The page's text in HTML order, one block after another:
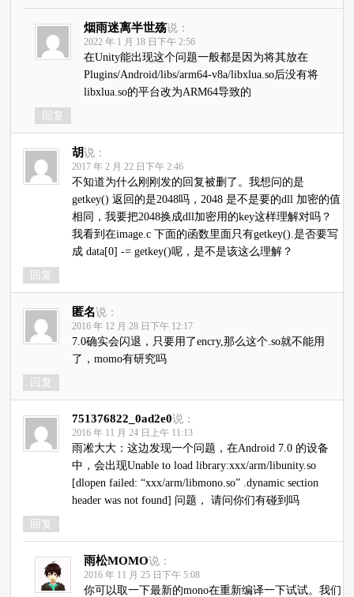
烟雨迷离半世殇说：
2022 年 1 月 18 日下午 2:56
在Unity能出现这个问题一般都是因为将其放在
Plugins/Android/libs/arm64-v8a/libxlua.so后没有将
libxlua.so的平台改为ARM64导致的
回复
胡说：
2017 年 2 月 22 日下午 2:46
不知道为什么刚刚发的回复被删了。我想问的是
getkey() 返回的是2048吗，2048 是不是要的dll 加密的值
相同，我要把2048换成dll加密用的key这样理解对吗？
我看到在image.c 下面的函数里面只有getkey().是否要写
成 data[0] -= getkey()呢，是不是该这么理解？
回复
匿名说：
2016 年 12 月 28 日下午 12:17
7.0确实会闪退，只要用了encry,那么这个.so就不能用
了，momo有研究吗
回复
751376822_0ad2e0说：
2016 年 11 月 24 日上午 11:13
雨凇大大：这边发现一个问题，在Android 7.0 的设备
中，会出现Unable to load library:xxx/arm/libunity.so
[dlopen failed: “xxx/arm/libmono.so” .dynamic section
header was not found] 问题， 请问你们有碰到吗
回复
雨松MOMO说：
2016 年 11 月 25 日下午 5:08
你可以取一下最新的mono在重新编译一下试试。我们